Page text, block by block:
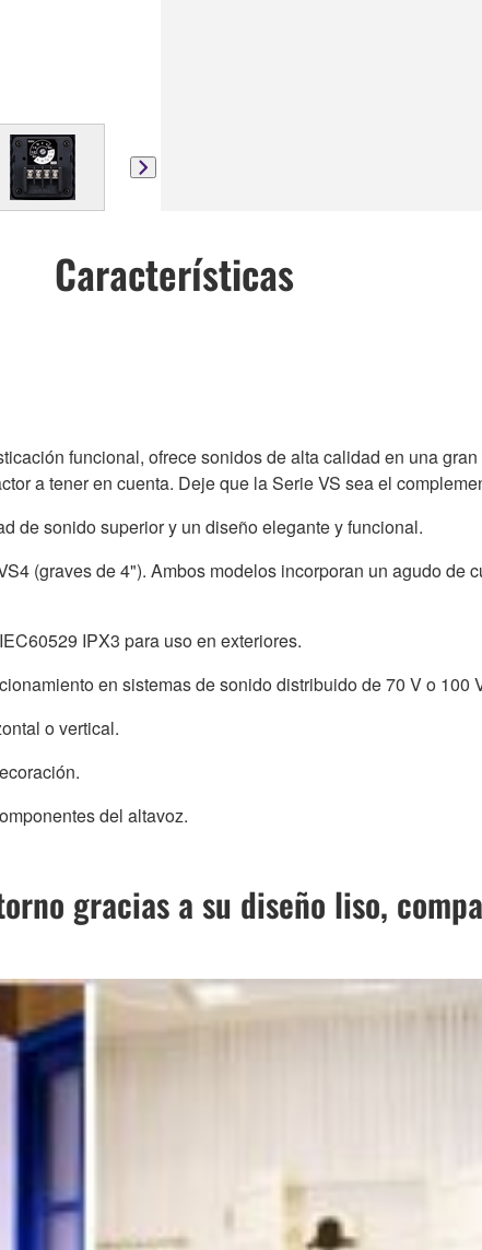
Características
funcional, ofrece sonidos de alta calidad en una
a tener en cuenta. Deje que la Serie VS sea el
de sonido superior y un diseño elegante y funcional.
(graves de 4"). Ambos modelos incorporan un agudo de
IPX3 para uso en exteriores.
en sistemas de sonido distribuido de 70 V o 100
o vertical.
del altavoz.
gracias a su diseño liso,